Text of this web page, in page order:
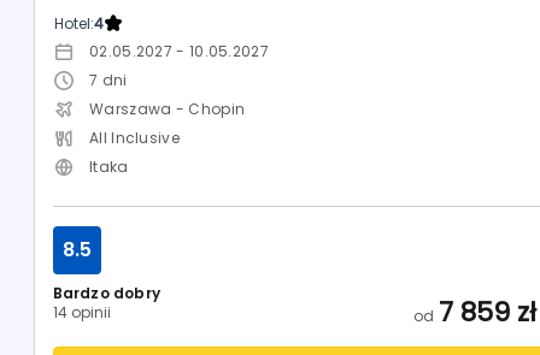
Hotel:4
02.05.2027 - 10.05.2027
7 dni
Warszawa - Chopin
All Inclusive
Itaka
Bardzo dobry
14 opinii
8.5
od 7 859 zł